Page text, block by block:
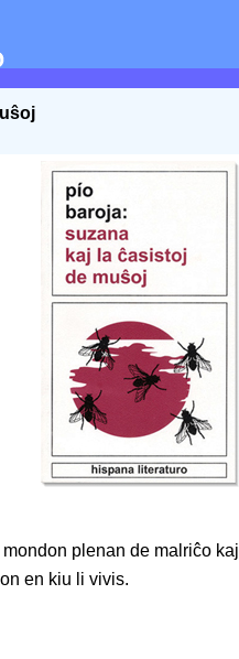
plenan de malriĉo kaj
en kiu li vivis.